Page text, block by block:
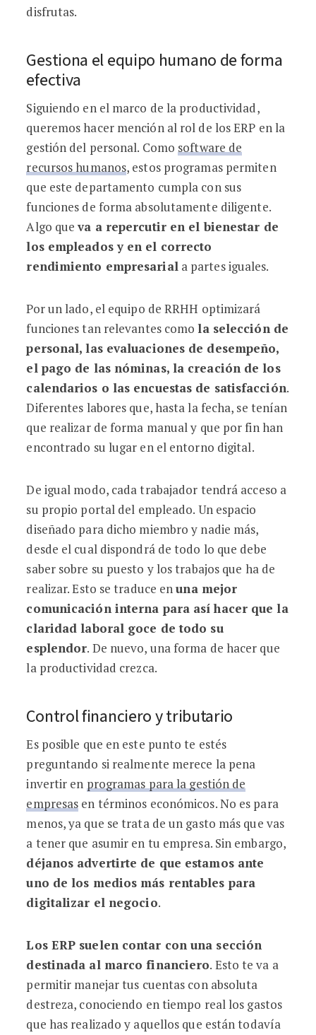
disfrutas.
Gestiona el equipo humano de forma
efectiva
Siguiendo en el marco de la productividad,
queremos hacer mención al rol de los ERP en la
gestión del personal. Como software de
recursos humanos, estos programas permiten
que este departamento cumpla con sus
funciones de forma absolutamente diligente.
Algo queva a repercutir en el bienestar de
los empleados y en el correcto
rendimiento empresariala partes iguales.
Por un lado, el equipo de RRHH optimizará
funciones tan relevantes comola selección de
personal, las evaluaciones de desempeño,
el pago de las nóminas, la creación de los
calendarios o las encuestas de satisfacción.
Diferentes labores que, hasta la fecha, se tenían
que realizar de forma manual y que por fin han
encontrado su lugar en el entorno digital.
De igual modo, cada trabajador tendrá acceso a
su propio portal del empleado. Un espacio
diseñado para dicho miembro y nadie más,
desde el cual dispondrá de todo lo que debe
saber sobre su puesto y los trabajos que ha de
realizar. Esto se traduce enuna mejor
comunicación interna para así hacer que la
claridad laboral goce de todo su
esplendor. De nuevo, una forma de hacer que
la productividad crezca.
Control financiero y tributario
Es posible que en este punto te estés
preguntando si realmente merece la pena
invertir en programas para la gestión de
empresas en términos económicos. No es para
menos, ya que se trata de un gasto más que vas
a tener que asumir en tu empresa. Sin embargo,
déjanos advertirte de que estamos ante
uno de los medios más rentables para
digitalizar el negocio.
Los ERP suelen contar con una sección
destinada al marco financiero. Esto te va a
permitir manejar tus cuentas con absoluta
destreza, conociendo en tiempo real los gastos
que has realizado y aquellos que están todavía